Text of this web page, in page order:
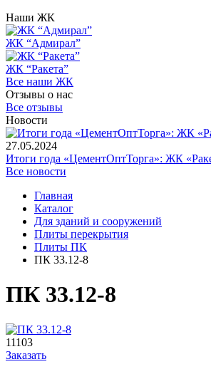
Наши ЖК
ЖК “Адмирал”
ЖК “Ракета”
Все наши ЖК
Отзывы о нас
Все отзывы
Новости
27.05.2024
Итоги года «ЦементОптТорга»: ЖК
Все новости
Главная
Каталог
Для зданий и сооружений
Плиты перекрытия
Плиты ПК
ПК 33.12-8
ПК 33.12-8
11103
Заказать